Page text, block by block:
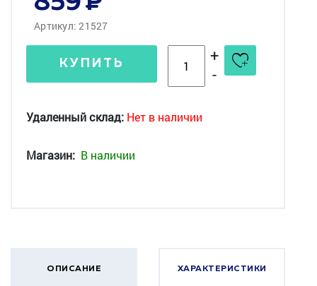
Артикул: 21527
КУПИТЬ
+
-
Удаленный склад: Нет в наличии
Магазин: В наличии
ОПИСАНИЕ ХАРАКТЕРИСТИКИ